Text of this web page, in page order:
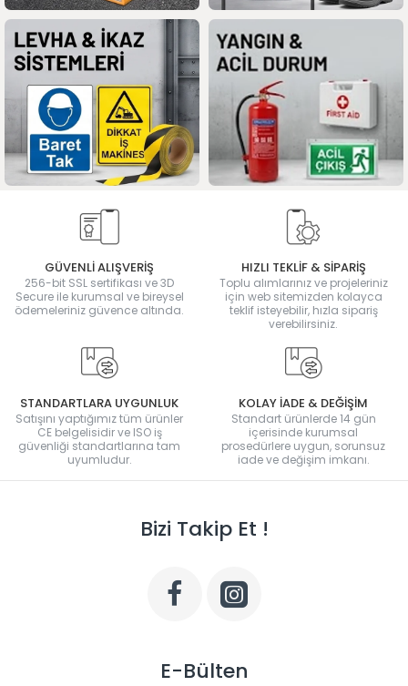
GÜVENLİ ALIŞVERİŞ
256-bit SSL sertifikası ve 3D
Secure ile kurumsal ve bireysel
ödemeleriniz güvence altında.
HIZLI TEKLİF & SİPARİŞ
Toplu alımlarınız ve projeleriniz
için web sitemizden kolayca
teklif isteyebilir, hızla sipariş
verebilirsiniz.
STANDARTLARA UYGUNLUK
Satışını yaptığımız tüm ürünler
CE belgelisidir ve ISO iş
güvenliği standartlarına tam
uyumludur.
KOLAY İADE & DEĞİŞİM
Standart ürünlerde 14 gün
içerisinde kurumsal
prosedürlere uygun, sorunsuz
iade ve değişim imkanı.
Bizi Takip Et !
E-Bülten